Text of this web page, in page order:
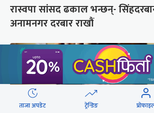
रास्वपा सांसद ढकाल भन्छन्-
अनामनगर दरबार राखौं
ताजा अपडेट ट्रेन्डिङ